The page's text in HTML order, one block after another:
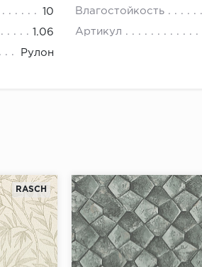
10 Влагостойкость
1.06 Артикул
Рулон
RASCH